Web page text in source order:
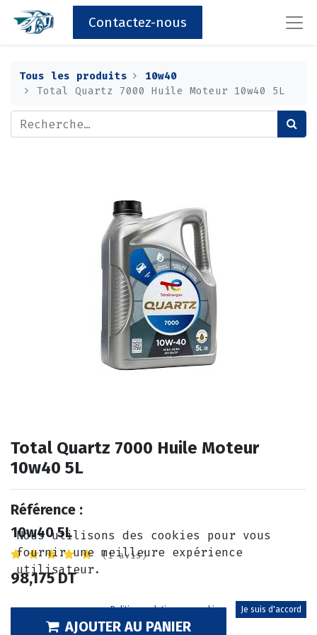
Contactez-nous
Tous les produits
10w40
Total Quartz 7000 Huile Moteur 10w40 5L
Total Quartz 7000 Huile Moteur
10w40 5L
Référence :
10w40 5L
(1 avis)
98,175DT
AJOUTER AU PANIER
Nous utilisons des cookies pour vous
fournir une meilleure expérience
utilisateur.
Politique relative aux cookies Je suis d'accord